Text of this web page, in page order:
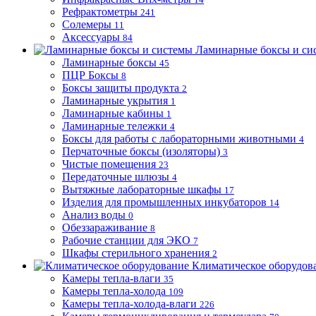
Рефрактометры 241
Солемеры 11
Аксессуары 84
Ламинарные боксы и
Ламинарные боксы 45
ПЦР Боксы 8
Боксы защиты продукта 2
Ламинарные укрытия 1
Ламинарные кабины 1
Ламинарные тележки 4
Боксы для работы с лабораторными животными 4
Перчаточные боксы (изоляторы) 3
Чистые помещения 23
Передаточные шлюзы 4
Вытяжные лабораторные шкафы 17
Изделия для промышленных инкубаторов 14
Анализ воды 0
Обеззараживание 8
Рабочие станции для ЭКО 7
Шкафы стерильного хранения 2
Климатическое
Камеры тепла-влаги 35
Камеры тепла-холода 109
Камеры тепла-холода-влаги 226